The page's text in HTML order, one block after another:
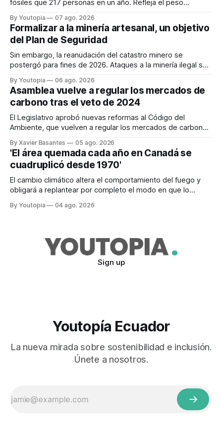
fósiles que 217 personas en un año. Refleja el peso
By Youtopia 07 ago. 2026
Formalizar a la minería artesanal, un objetivo
del Plan de Seguridad
Sin embargo, la reanudación del catastro minero se
postergó para fines de 2026. Ataques a la minería ilegal se
By Youtopia 06 ago. 2026
Asamblea vuelve a regular los mercados de
carbono tras el veto de 2024
El Legislativo aprobó nuevas reformas al Código del
Ambiente, que vuelven a regular los mercados de carbono,
By Xavier Basantes 05 ago. 2026
'El área quemada cada año en Canadá se
cuadruplicó desde 1970'
El cambio climático altera el comportamiento del fuego y
obligará a replantear por completo el modo en que lo
By Youtopia 04 ago. 2026
Sign up
Youtopía Ecuador
La nueva mirada sobre sostenibilidad e inclusión.
Únete a nosotros.